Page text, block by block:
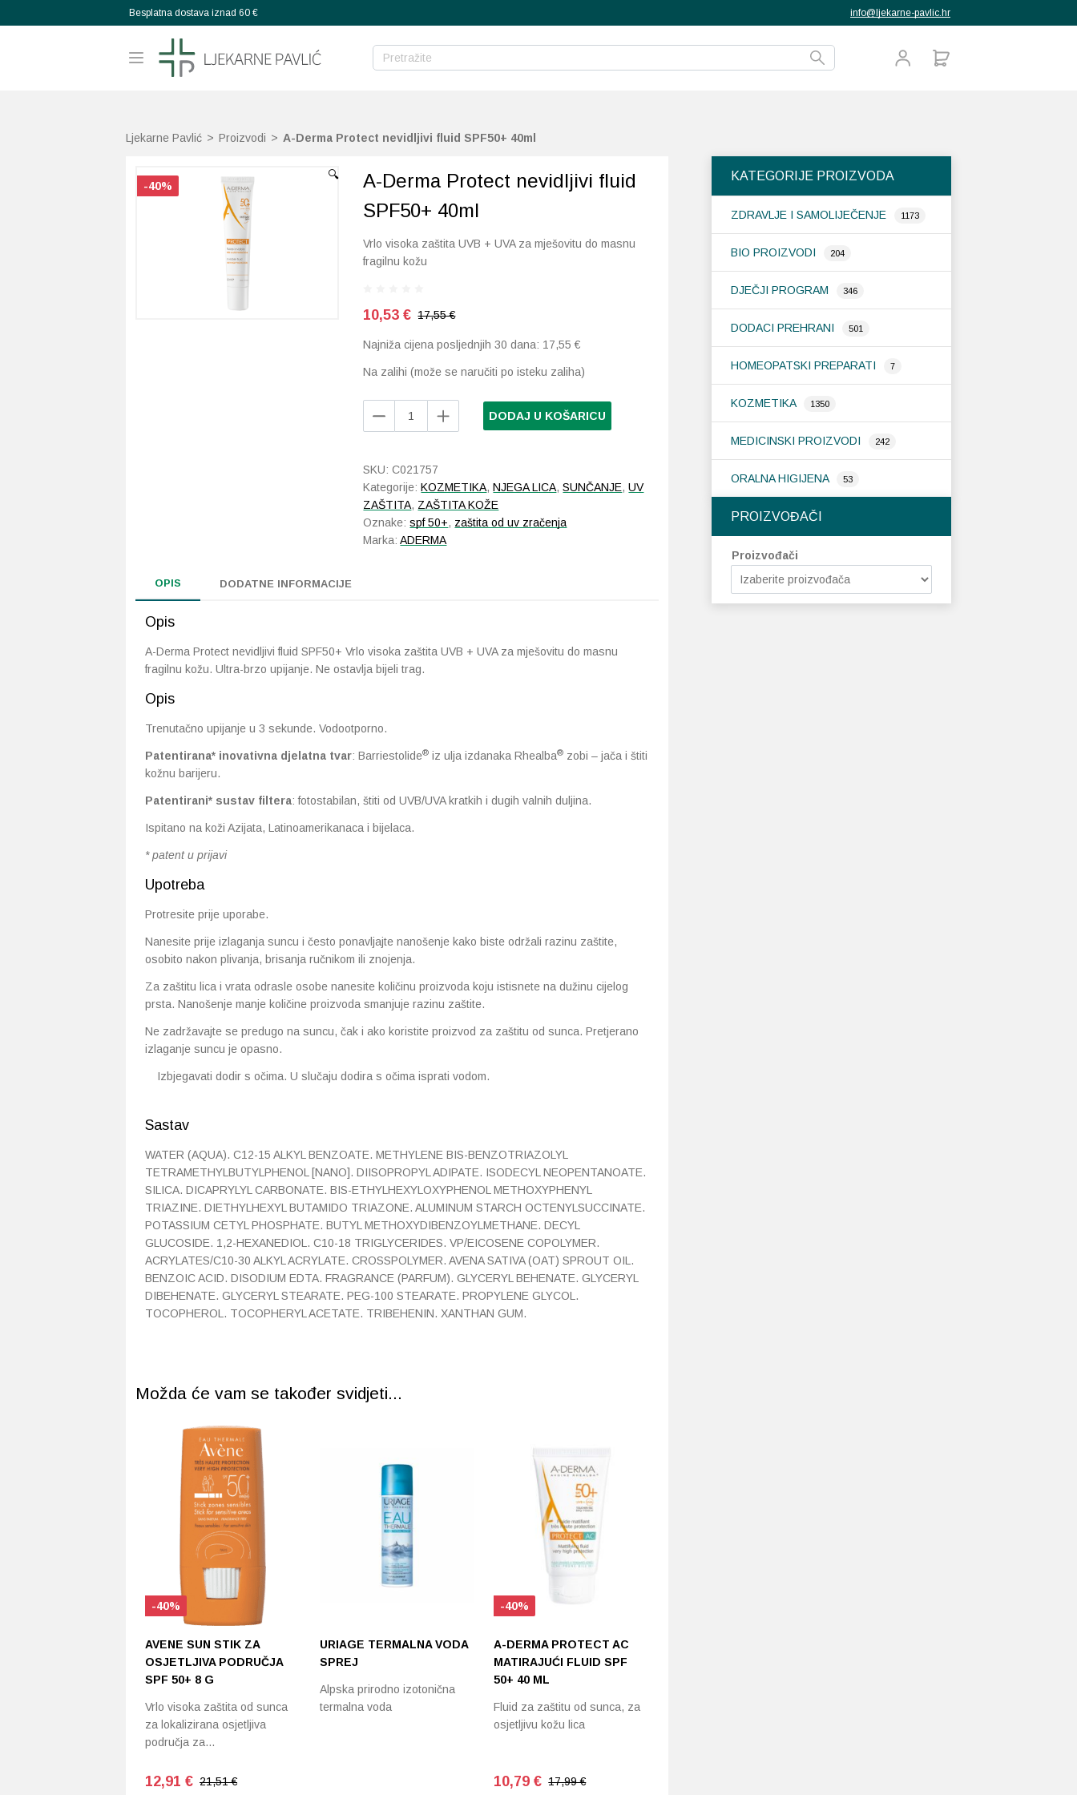
Besplatna dostava iznad 60 € info@ljekarne-pavlic.hr
Ljekarne Pavlić > Proizvodi > A-Derma Protect nevidljivi fluid SPF50+ 40ml
KATEGORIJE PROIZVODA
ZDRAVLJE I SAMOLIJEČENJE 1173
BIO PROIZVODI 204
DJEČJI PROGRAM 346
DODACI PREHRANI 501
HOMEOPATSKI PREPARATI 7
KOZMETIKA 1350
MEDICINSKI PROIZVODI 242
ORALNA HIGIJENA 53
PROIZVOĐAČI
Proizvođači
🔍
-40%
A-Derma Protect nevidljivi fluid
SPF50+ 40ml
Vrlo visoka zaštita UVB + UVA za mješovitu do masnu
fragilnu kožu
10,53€ 17,55 €
Najniža cijena posljednjih 30 dana: 17,55€
Na zalihi (može se naručiti po isteku zaliha)
SPF50+
40ml
DODAJ U KOŠARICU
SKU:C021757
Kategorije:KOZMETIKA,NJEGA LICA,SUNČANJE,UV
ZAŠTITA, ZAŠTITA KOŽE
Oznake:spf 50+, zaštita od uv zračenja
Marka:ADERMA
OPIS DODATNE INFORMACIJE
Opis
A-Derma Protect nevidljivi fluid SPF50+ Vrlo visoka zaštita UVB + UVA za mješovitu do masnu
fragilnu kožu. Ultra-brzo upijanje. Ne ostavlja bijeli trag.
Opis
Trenutačno upijanje u 3 sekunde. Vodootporno.
Patentirana* inovativna djelatna tvar: Barriestolide® iz ulja izdanaka Rhealba® zobi – jača i štiti
kožnu barijeru.
Patentirani* sustav filtera: fotostabilan, štiti od UVB/UVA kratkih i dugih valnih duljina.
Ispitano na koži Azijata, Latinoamerikanaca i bijelaca.
* patent u prijavi
Upotreba
Protresite prije uporabe.
Nanesite prije izlaganja suncu i često ponavljajte nanošenje kako biste održali razinu zaštite,
osobito nakon plivanja, brisanja ručnikom ili znojenja.
Za zaštitu lica i vrata odrasle osobe nanesite količinu proizvoda koju istisnete na dužinu cijelog
prsta. Nanošenje manje količine proizvoda smanjuje razinu zaštite.
Ne zadržavajte se predugo na suncu, čak i ako koristite proizvod za zaštitu od sunca. Pretjerano
izlaganje suncu je opasno.
Izbjegavati dodir s očima. U slučaju dodira s očima isprati vodom.
Sastav
WATER (AQUA). C12-15 ALKYL BENZOATE. METHYLENE BIS-BENZOTRIAZOLYL
TETRAMETHYLBUTYLPHENOL [NANO]. DIISOPROPYL ADIPATE. ISODECYL NEOPENTANOATE.
SILICA. DICAPRYLYL CARBONATE. BIS-ETHYLHEXYLOXYPHENOL METHOXYPHENYL
TRIAZINE. DIETHYLHEXYL BUTAMIDO TRIAZONE. ALUMINUM STARCH OCTENYLSUCCINATE.
POTASSIUM CETYL PHOSPHATE. BUTYL METHOXYDIBENZOYLMETHANE. DECYL
GLUCOSIDE. 1,2-HEXANEDIOL. C10-18 TRIGLYCERIDES. VP/EICOSENE COPOLYMER.
ACRYLATES/C10-30 ALKYL ACRYLATE. CROSSPOLYMER. AVENA SATIVA (OAT) SPROUT OIL.
BENZOIC ACID. DISODIUM EDTA. FRAGRANCE (PARFUM). GLYCERYL BEHENATE. GLYCERYL
DIBEHENATE. GLYCERYL STEARATE. PEG-100 STEARATE. PROPYLENE GLYCOL.
TOCOPHEROL. TOCOPHERYL ACETATE. TRIBEHENIN. XANTHAN GUM.
Možda će vam se također svidjeti...
-40%
AVENE SUN STIK ZA
OSJETLJIVA PODRUČJA
SPF 50+ 8 G
Vrlo visoka zaštita od sunca
za lokalizirana osjetljiva
područja za…
12,91 € 21,51 €
URIAGE TERMALNA VODA
SPREJ
Alpska prirodno izotonična
termalna voda
-40%
A-DERMA PROTECT AC
MATIRAJUĆI FLUID SPF
50+ 40 ML
Fluid za zaštitu od sunca, za
osjetljivu kožu lica
10,79€ 17,99 €